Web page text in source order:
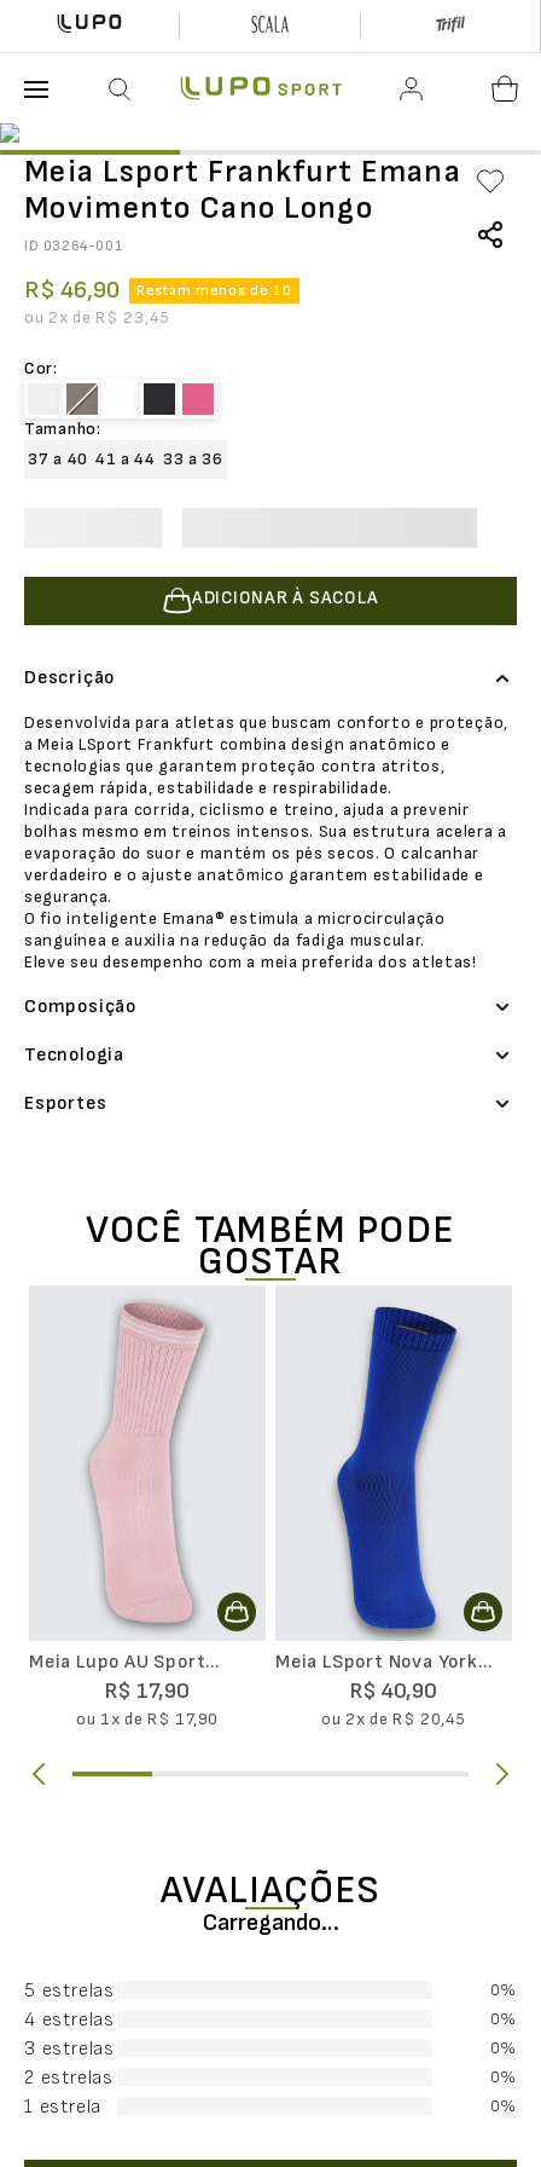
Meia Lsport Frankfurt Emana
Movimento Cano Longo
ID 03264-001
R$ 46,90 Restam menos de 10
ou 2x de R$ 23,45
Cor:
Tamanho:
37 a 40 41 a 44 33 a 36
ADICIONAR À SACOLA
Descrição
Desenvolvida para atletas que buscam conforto e proteção,
a Meia LSport Frankfurt combina design anatômico e
tecnologias que garantem proteção contra atritos,
secagem rápida, estabilidade e respirabilidade.
Indicada para corrida, ciclismo e treino, ajuda a prevenir
bolhas mesmo em treinos intensos. Sua estrutura acelera a
evaporação do suor e mantém os pés secos. O calcanhar
verdadeiro e o ajuste anatômico garantem estabilidade e
segurança.
O fio inteligente Emana®️ estimula a microcirculação
sanguínea e auxilia na redução da fadiga muscular.
Eleve seu desempenho com a meia preferida dos atletas!
Composição
Tecnologia
Esportes
VOCÊ TAMBÉM PODE
GOSTAR
Meia Lupo AU Sport
R$ 17,90
ou 1x deR$ 17,90
Meia LSport Nova York
Emana Movimento Cano
R$ 40,90
ou2x deR$ 20,45
AVALIAÇÕES
Carregando…
5 estrelas 0%
4 estrelas 0%
3 estrelas 0%
2 estrelas 0%
1 estrela 0%